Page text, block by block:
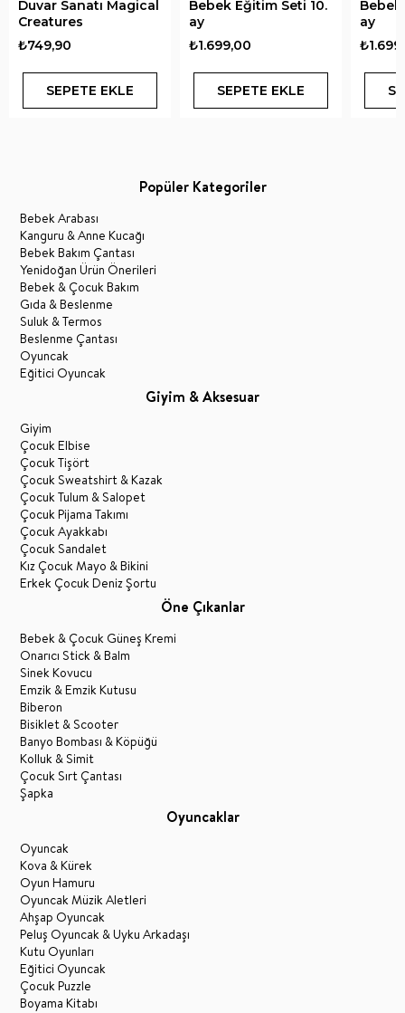
Duvar Sanatı Magical
Creatures
₺749,90
SEPETE EKLE
Bebek Eğitim Seti 10.
ay
₺1.699,00
SEPETE EKLE
Bebek
ay
Popüler Kategoriler
Bebek Arabası
Kanguru & Anne Kucağı
Bebek Bakım Çantası
Yenidoğan Ürün Önerileri
Bebek & Çocuk Bakım
Gıda & Beslenme
Suluk & Termos
Beslenme Çantası
Oyuncak
Eğitici Oyuncak
Giyim & Aksesuar
Giyim
Çocuk Elbise
Çocuk Tişört
Çocuk Sweatshirt & Kazak
Çocuk Tulum & Salopet
Çocuk Pijama Takımı
Çocuk Ayakkabı
Çocuk Sandalet
Kız Çocuk Mayo & Bikini
Erkek Çocuk Deniz Şortu
Öne Çıkanlar
Bebek & Çocuk Güneş Kremi
Onarıcı Stick & Balm
Sinek Kovucu
Emzik & Emzik Kutusu
Biberon
Bisiklet & Scooter
Banyo Bombası & Köpüğü
Kolluk & Simit
Çocuk Sırt Çantası
Şapka
Oyuncaklar
Oyuncak
Kova & Kürek
Oyun Hamuru
Oyuncak Müzik Aletleri
Ahşap Oyuncak
Peluş Oyuncak & Uyku Arkadaşı
Kutu Oyunları
Eğitici Oyuncak
Çocuk Puzzle
Boyama Kitabı